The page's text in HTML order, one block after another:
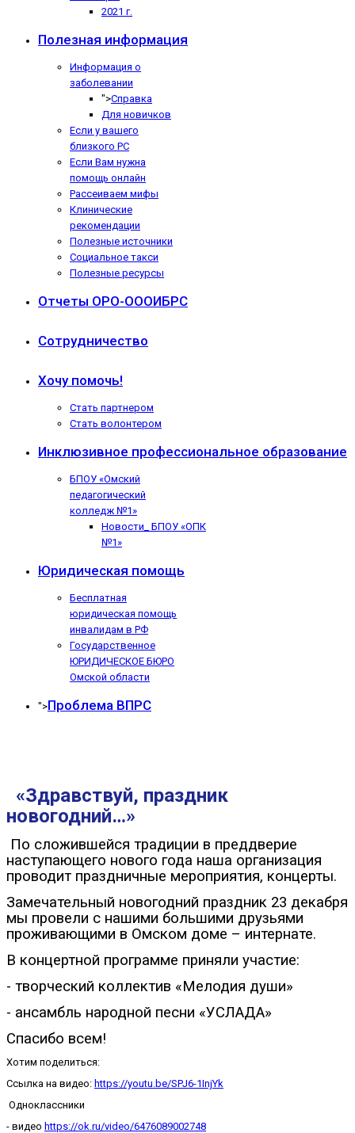
2021 г.
Полезная информация
Информация о
заболевании
">Справка
Для новичков
Если у вашего
близкого РС
Если Вам нужна
помощь онлайн
Рассеиваем мифы
Клинические
рекомендации
Полезные источники
Социальное такси
Полезные ресурсы
Отчеты ОРО-ОООИБРС
Сотрудничество
Хочу помочь!
Стать партнером
Стать волонтером
Инклюзивное профессиональное образование
БПОУ «Омский
педагогический
колледж №1»
Новости_ БПОУ «ОПК
№1»
Юридическая помощь
Бесплатная
юридическая помощь
инвалидам в РФ
Государственное
ЮРИДИЧЕСКОЕ БЮРО
Омской области
">Проблема ВПРС
«Здравствуй, праздник
новогодний…»
По сложившейся традиции в преддверие
наступающего нового года наша организация
проводит праздничные мероприятия, концерты.
Замечательный новогодний праздник 23 декабря
мы провели с нашими большими друзьями
проживающими в Омском доме – интернате.
В концертной программе приняли участие:
- творческий коллектив «Мелодия души»
- ансамбль народной песни «УСЛАДА»
Спасибо всем!
Хотим поделиться:
Ссылка на видео: https://youtu.be/SPJ6-1InjYk
Одноклассники
- видео https://ok.ru/video/6476089002748